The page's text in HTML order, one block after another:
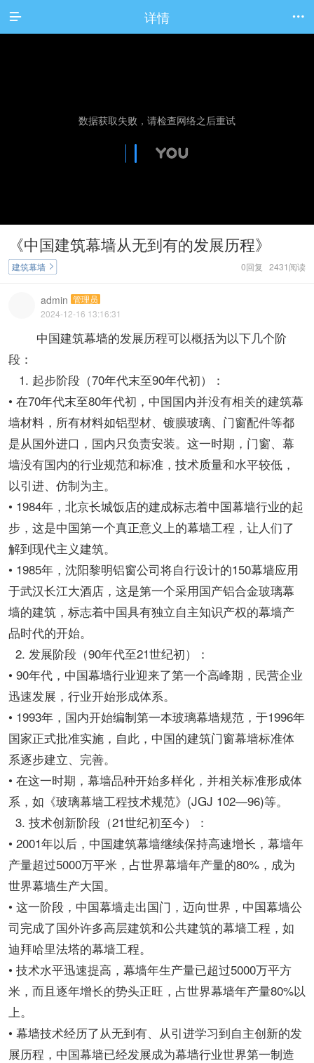
 详情 
《中国建筑幕墙从无到有的发展历程》
0回复 2431阅读
建筑幕墙 
admin 管理员
2024-12-16 13:16:31
中国建筑幕墙的发展历程可以概括为以下几个阶
段：
1. 起步阶段（70年代末至90年代初）：
• 在70年代末至80年代初，中国国内并没有相关的建筑幕
墙材料，所有材料如铝型材、镀膜玻璃、门窗配件等都
是从国外进口，国内只负责安装。这一时期，门窗、幕
墙没有国内的行业规范和标准，技术质量和水平较低，
以引进、仿制为主。
• 1984年，北京长城饭店的建成标志着中国幕墙行业的起
步，这是中国第一个真正意义上的幕墙工程，让人们了
解到现代主义建筑。
• 1985年，沈阳黎明铝窗公司将自行设计的150幕墙应用
于武汉长江大酒店，这是第一个采用国产铝合金玻璃幕
墙的建筑，标志着中国具有独立自主知识产权的幕墙产
品时代的开始。
2. 发展阶段（90年代至21世纪初）：
• 90年代，中国幕墙行业迎来了第一个高峰期，民营企业
迅速发展，行业开始形成体系。
• 1993年，国内开始编制第一本玻璃幕墙规范，于1996年
国家正式批准实施，自此，中国的建筑门窗幕墙标准体
系逐步建立、完善。
• 在这一时期，幕墙品种开始多样化，并相关标准形成体
系，如《玻璃幕墙工程技术规范》(JGJ 102—96)等。
3. 技术创新阶段（21世纪初至今）：
• 2001年以后，中国建筑幕墙继续保持高速增长，幕墙年
产量超过5000万平米，占世界幕墙年产量的80%，成为
世界幕墙生产大国。
• 这一阶段，中国幕墙走出国门，迈向世界，中国幕墙公
司完成了国外许多高层建筑和公共建筑的幕墙工程，如
迪拜哈里法塔的幕墙工程。
• 技术水平迅速提高，幕墙年生产量已超过5000万平方
米，而且逐年增长的势头正旺，占世界幕墙年产量80%以
上。
• 幕墙技术经历了从无到有、从引进学习到自主创新的发
展历程，中国幕墙已经发展成为幕墙行业世界第一制造